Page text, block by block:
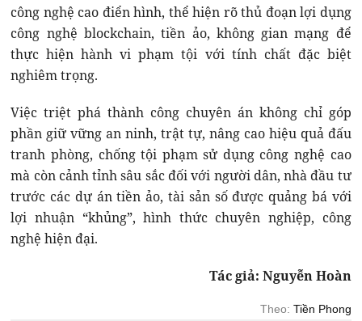
công nghệ cao điển hình, thể hiện rõ thủ đoạn lợi dụng
công nghệ blockchain, tiền ảo, không gian mạng để
thực hiện hành vi phạm tội với tính chất đặc biệt
nghiêm trọng.
Việc triệt phá thành công chuyên án không chỉ góp
phần giữ vững an ninh, trật tự, nâng cao hiệu quả đấu
tranh phòng, chống tội phạm sử dụng công nghệ cao
mà còn cảnh tỉnh sâu sắc đối với người dân, nhà đầu tư
trước các dự án tiền ảo, tài sản số được quảng bá với
lợi nhuận “khủng”, hình thức chuyên nghiệp, công
nghệ hiện đại.
Tác giả: Nguyễn Hoàn
Theo: Tiền Phong